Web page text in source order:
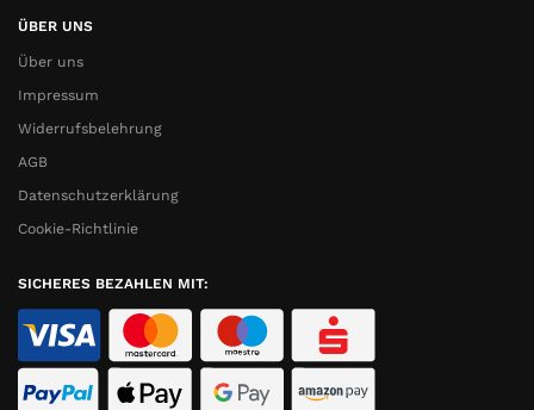
ÜBER UNS
Über uns
Impressum
Widerrufsbelehrung
AGB
Datenschutzerklärung
Cookie-Richtlinie
SICHERES BEZAHLEN MIT: